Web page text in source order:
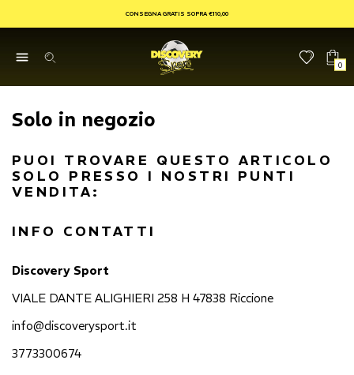
CONSEGNA GRATIS SOPRA €110,00
0
Solo in negozio
PUOI TROVARE QUESTO ARTICOLO
SOLO PRESSO I NOSTRI PUNTI
VENDITA:
INFO CONTATTI
Discovery Sport
VIALE DANTE ALIGHIERI 258 H 47838 Riccione
info@discoverysport.it
3773300674